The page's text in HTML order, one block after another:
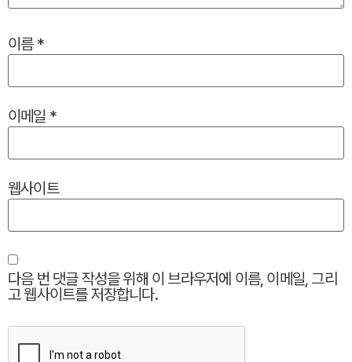
이름 *
이메일 *
웹사이트
다음 번 댓글 작성을 위해 이 브라우저에 이름, 이메일, 그리
고 웹사이트를 저장합니다.